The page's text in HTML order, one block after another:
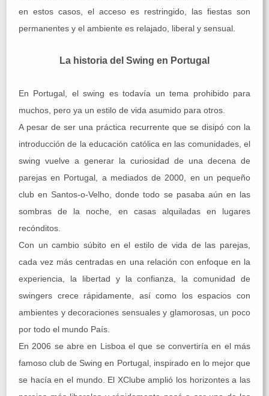
en estos casos, el acceso es restringido, las fiestas son
permanentes y el ambiente es relajado, liberal y sensual.
La historia del Swing en Portugal
En Portugal, el swing es todavía un tema prohibido para
muchos, pero ya un estilo de vida asumido para otros.
A pesar de ser una práctica recurrente que se disipó con la
introducción de la educación católica en las comunidades, el
swing vuelve a generar la curiosidad de una decena de
parejas en Portugal, a mediados de 2000, en un pequeño
club en Santos-o-Velho, donde todo se pasaba aún en las
sombras de la noche, en casas alquiladas en lugares
recónditos.
Con un cambio súbito en el estilo de vida de las parejas,
cada vez más centradas en una relación con enfoque en la
experiencia, la libertad y la confianza, la comunidad de
swingers crece rápidamente, así como los espacios con
ambientes y decoraciones sensuales y glamorosas, un poco
por todo el mundo País.
En 2006 se abre en Lisboa el que se convertiría en el más
famoso club de Swing en Portugal, inspirado en lo mejor que
se hacía en el mundo. El XClube amplió los horizontes a las